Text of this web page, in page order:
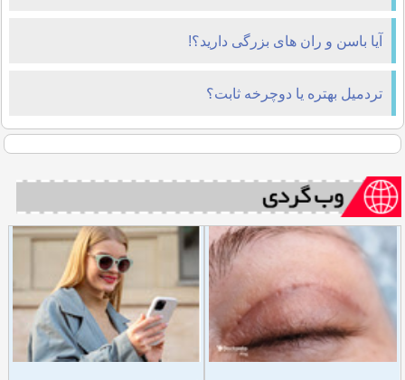
آیا باسن و ران های بزرگی دارید؟!
تردمیل بهتره یا دوچرخه ثابت؟